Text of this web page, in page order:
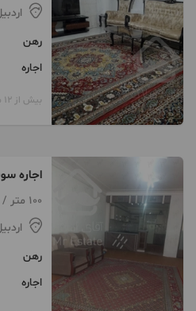
رهن
اجاره
بیش از 12 ماه پیش
اجاره
100 متر / 1 اتاق
رهن
اجاره